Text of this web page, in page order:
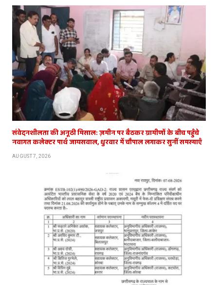
संवेदनशीलता की अनूठी मिसाल: ज़मीन पर बैठकर ग्रामीणों के बीच पहुँचे
नवागत कलेक्टर पार्थ जायसवाल, धुरवार में चौपाल लगाकर सुनीं समस्याएँ
AUGUST 7, 2026